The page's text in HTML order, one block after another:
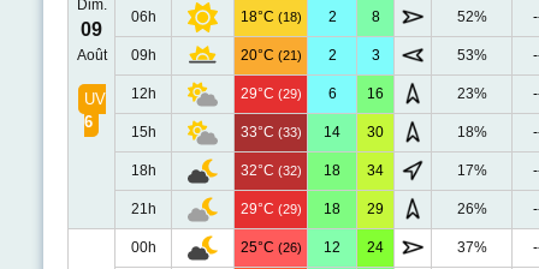
Dim.
09
Août
UV
6
06h 18°C (18) 2 8 52%
09h 20°C (21) 2 3 53%
12h 29°C (29) 6 16 23%
15h 33°C (33) 14 30 18%
18h 32°C (32) 18 34 17%
21h 29°C (29) 18 29 26%
00h 25°C (26) 12 24 37%